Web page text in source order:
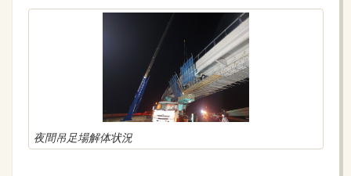
2024年06月21日
6/24(月)～6/30(日)の週間工程表
2024年06月21日
(重要)京奈和自動車道(橿原高田IC～橋本東IC間)夜間通行
止め
夜間吊足場解体状況